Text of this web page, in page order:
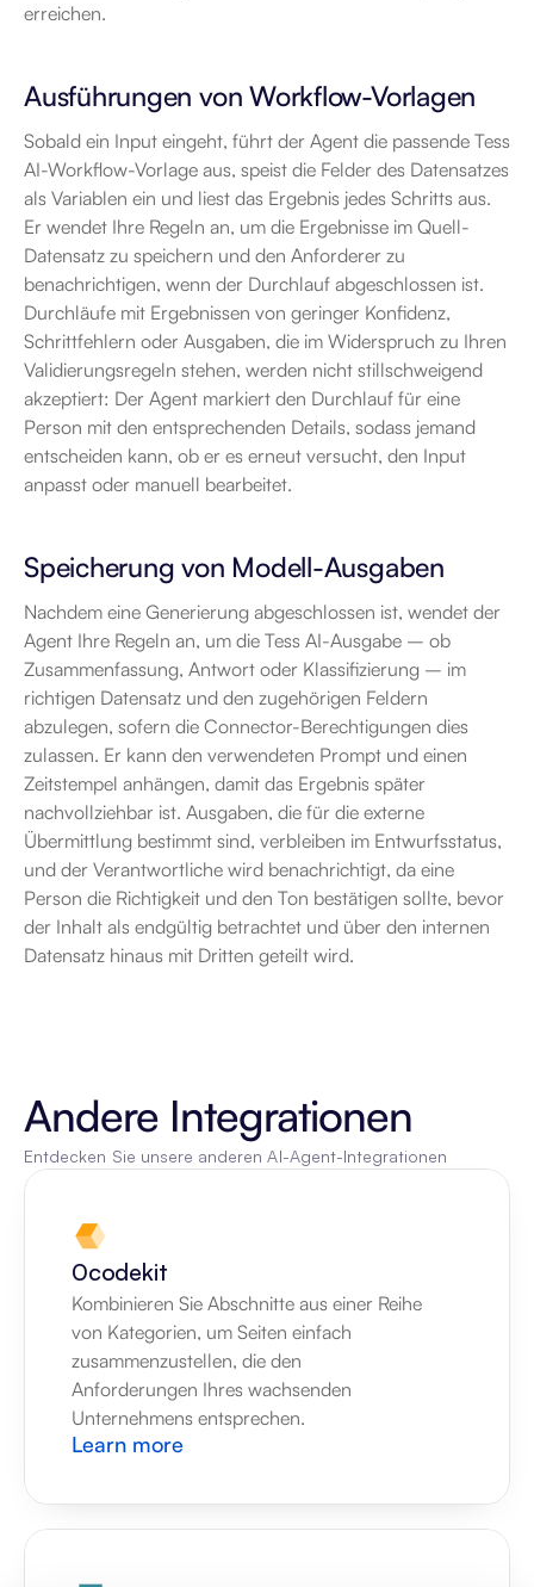
erreichen.
Ausführungen von Workflow-Vorlagen
Sobald ein Input eingeht, führt der Agent die passende Tess
AI-Workflow-Vorlage aus, speist die Felder des Datensatzes
als Variablen ein und liest das Ergebnis jedes Schritts aus.
Er wendet Ihre Regeln an, um die Ergebnisse im Quell-
Datensatz zu speichern und den Anforderer zu
benachrichtigen, wenn der Durchlauf abgeschlossen ist.
Durchläufe mit Ergebnissen von geringer Konfidenz,
Schrittfehlern oder Ausgaben, die im Widerspruch zu Ihren
Validierungsregeln stehen, werden nicht stillschweigend
akzeptiert: Der Agent markiert den Durchlauf für eine
Person mit den entsprechenden Details, sodass jemand
entscheiden kann, ob er es erneut versucht, den Input
anpasst oder manuell bearbeitet.
Speicherung von Modell-Ausgaben
Nachdem eine Generierung abgeschlossen ist, wendet der
Agent Ihre Regeln an, um die Tess AI-Ausgabe – ob
Zusammenfassung, Antwort oder Klassifizierung – im
richtigen Datensatz und den zugehörigen Feldern
abzulegen, sofern die Connector-Berechtigungen dies
zulassen. Er kann den verwendeten Prompt und einen
Zeitstempel anhängen, damit das Ergebnis später
nachvollziehbar ist. Ausgaben, die für die externe
Übermittlung bestimmt sind, verbleiben im Entwurfsstatus,
und der Verantwortliche wird benachrichtigt, da eine
Person die Richtigkeit und den Ton bestätigen sollte, bevor
der Inhalt als endgültig betrachtet und über den internen
Datensatz hinaus mit Dritten geteilt wird.
Andere Integrationen
Entdecken Sie unsere anderen AI-Agent-Integrationen
0codekit
Kombinieren Sie Abschnitte aus einer Reihe
von Kategorien, um Seiten einfach
zusammenzustellen, die den
Anforderungen Ihres wachsenden
Unternehmens entsprechen.
Learn more